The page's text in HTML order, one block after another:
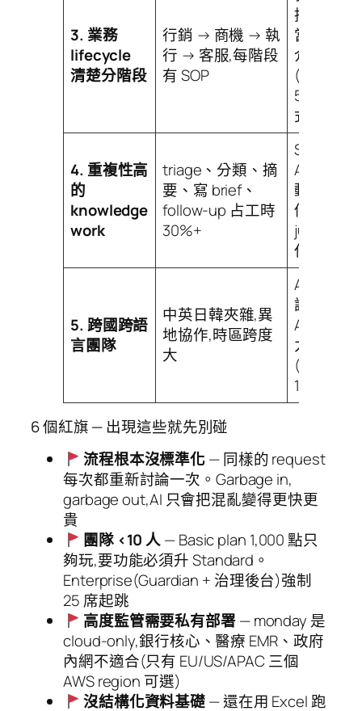
3. 業務
lifecycle
清楚分階段
行銷 → 商機 → 執
行 → 客服,每階段
有 SOP
接力
當
介面
5 Agent
式)
4. 重複性高
的
knowledge
work
triage、分類、摘
要、寫 brief、
follow-up 占工時
30%+
Sidekick +
Agents 自
動化這些
低
任務
5. 跨國跨語
言團隊
中英日韓夾雜,異
地協作,時區跨度
大
AI 自動翻
譯 + 24/7
Agent 接
力
100+ 國
6 個紅旗 — 出現這些就先別碰
流程根本沒標準化— 同樣的 request
每次都重新討論一次。Garbage in,
garbage out,AI 只會把混亂變得更快更
貴
團隊 <10 人— Basic plan 1,000 點只
夠玩,要功能必須升 Standard。
Enterprise(Guardian + 治理後台)強制
25 席起跳
高度監管需要私有部署— monday 是
cloud-only,銀行核心、醫療 EMR、政府
內網不適合(只有 EU/US/APAC 三個
AWS region 可選)
沒結構化資料基礎— 還在用 Excel 跑